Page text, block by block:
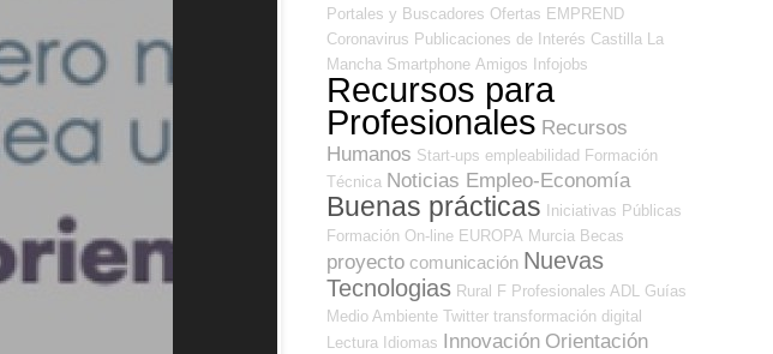
Portales y Buscadores Ofertas EMPREND
Coronavirus Publicaciones de Interés Castilla La
Mancha Smartphone Amigos Infojobs
Recursos para
Profesionales Recursos
Humanos Start-ups empleabilidad Formación
Técnica Noticias Empleo-Economía
Buenas prácticas
Iniciativas Públicas
Formación On-line EUROPA Murcia Becas
proyecto comunicación Nuevas
Tecnologias Rural F Profesionales ADL
Guías
Medio Ambiente Twitter transformación digital
Lectura
Idiomas Innovación Orientación